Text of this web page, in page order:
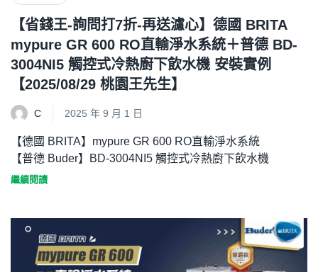
【省錢王-詢問打7折-再送濾心】德國 BRITA
mypure GR 600 RO直輸淨水系統＋普德 BD-
3004NI5 觸控式冷熱廚下飲水機 安裝實例
【2025/08/29 桃園王先生】
C 2025 年 9 月 1 日
【德國 BRITA】mypure GR 600 RO直輸淨水系統
【普德 Buder】BD-3004NI5 觸控式冷熱廚下飲水機
繼續閱讀